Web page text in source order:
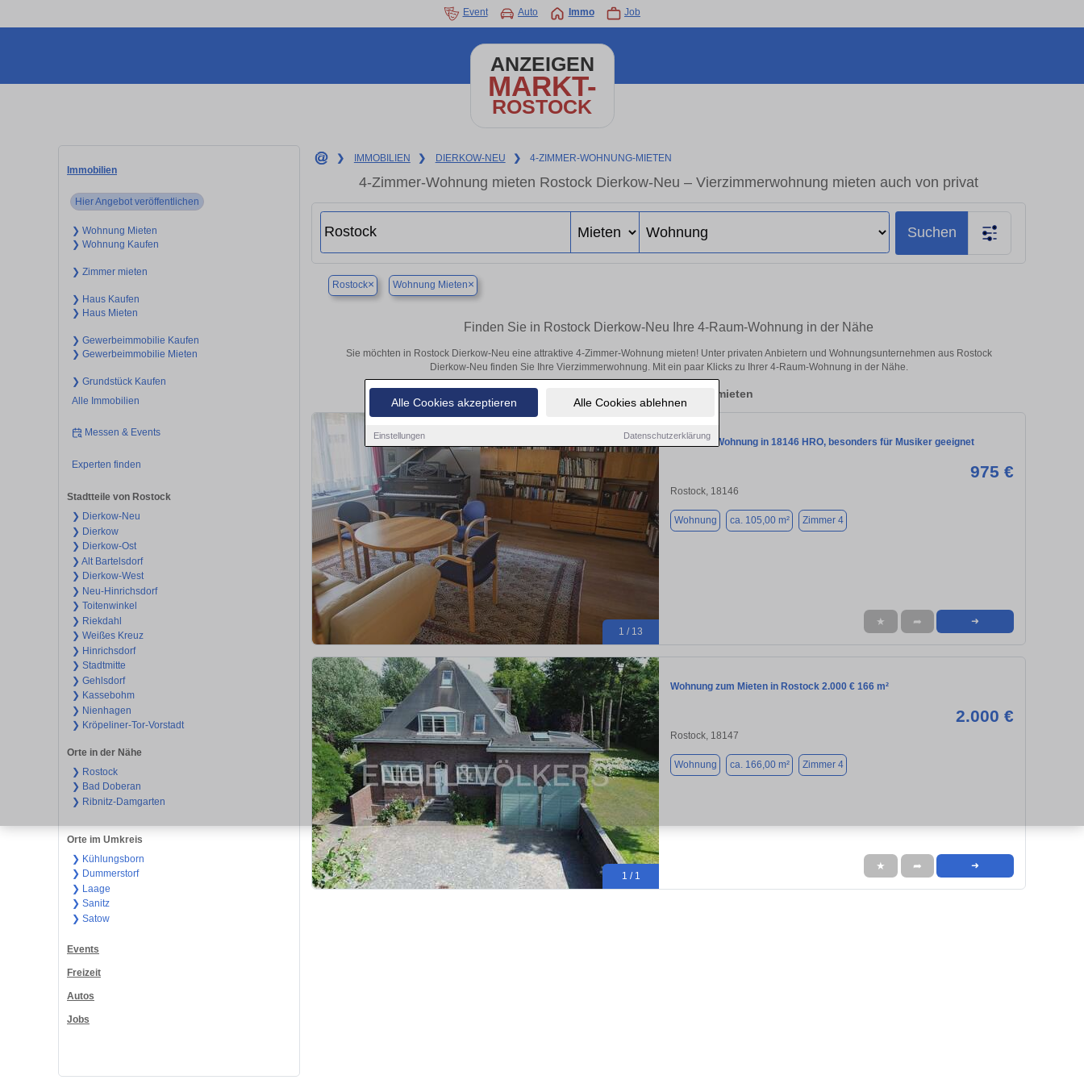
Alle Cookies akzeptieren Alle Cookies ablehnen
Einstellungen Datenschutzerklärung
Event Auto Immo Job
ANZEIGEN
MARKT-
ROSTOCK
Immobilien
Hier Angebot veröffentlichen
❯ Wohnung Mieten
❯ Wohnung Kaufen
❯ Zimmer mieten
❯ Haus Kaufen
❯ Haus Mieten
❯ Gewerbeimmobilie Kaufen
❯ Gewerbeimmobilie Mieten
❯ Grundstück Kaufen
Alle Immobilien
Messen & Events
Experten finden
Stadtteile von Rostock
❯ Dierkow-Neu
❯ Dierkow
❯ Dierkow-Ost
❯ Alt Bartelsdorf
❯ Dierkow-West
❯ Neu-Hinrichsdorf
❯ Toitenwinkel
❯ Riekdahl
❯ Weißes Kreuz
❯ Hinrichsdorf
❯ Stadtmitte
❯ Gehlsdorf
❯ Kassebohm
❯ Nienhagen
❯ Kröpeliner-Tor-Vorstadt
Orte in der Nähe
❯ Rostock
❯ Bad Doberan
❯ Ribnitz-Damgarten
Orte im Umkreis
❯ Kühlungsborn
❯ Dummerstorf
❯ Laage
❯ Sanitz
❯ Satow
Events
Freizeit
Autos
Jobs
❯ IMMOBILIEN ❯ DIERKOW-NEU ❯ 4-ZIMMER-WOHNUNG-MIETEN
4-Zimmer-Wohnung mieten Rostock Dierkow-Neu – Vierzimmerwohnung mieten auch von privat
Suchen
Rostock× Wohnung Mieten×
Finden Sie in Rostock Dierkow-Neu Ihre 4-Raum-Wohnung in der Nähe
Sie möchten in Rostock Dierkow-Neu eine attraktive 4-Zimmer-Wohnung mieten! Unter privaten Anbietern und Wohnungsunternehmen aus Rostock
Dierkow-Neu finden Sie Ihre Vierzimmerwohnung. Mit ein paar Klicks zu Ihrer 4-Raum-Wohnung in der Nähe.
Aktuelle Wohnung zum mieten
1 / 13
Möblierte Wohnung in 18146 HRO, besonders für Musiker geeignet
975 €
Rostock, 18146
Wohnung ca. 105,00 m² Zimmer 4
★ ➦ ➜
1 / 1
Wohnung zum Mieten in Rostock 2.000 € 166 m²
2.000 €
Rostock, 18147
Wohnung ca. 166,00 m² Zimmer 4
★ ➦ ➜